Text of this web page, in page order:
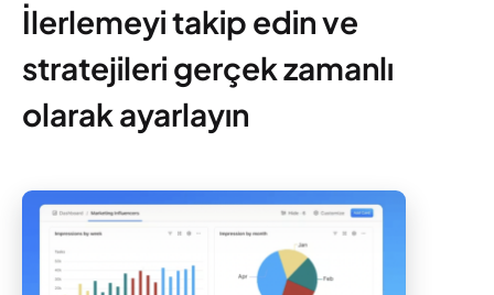
İlerlemeyi takip edin ve
stratejileri gerçek zamanlı
olarak ayarlayın